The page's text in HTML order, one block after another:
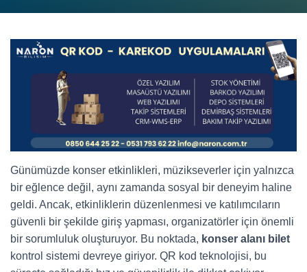
Günümüzde konser etkinlikleri, müzikseverler için yalnızca
bir eğlence değil, aynı zamanda sosyal bir deneyim haline
geldi. Ancak, etkinliklerin düzenlenmesi ve katılımcıların
güvenli bir şekilde giriş yapması, organizatörler için önemli
bir sorumluluk oluşturuyor. Bu noktada, konser alanı bilet
kontrol sistemi devreye giriyor. QR kod teknolojisi, bu